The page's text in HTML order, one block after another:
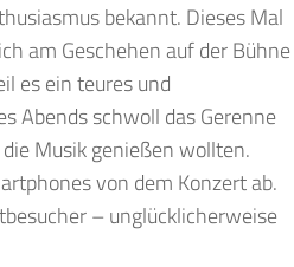
bekannt. Dieses Mal
am Geschehen auf der Bühne
es ein teures und
Abends schwoll das Gerenne
Musik genießen wollten.
von dem Konzert ab.
– unglücklicherweise